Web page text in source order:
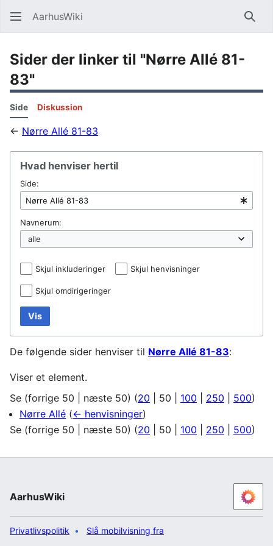
AarhusWiki Søg
Sider der linker til "Nørre Allé 81-
83"
Side Diskussion
← Nørre Allé 81-83
Hvad henviser hertil
Side:
Navnerum:
Skjul inkluderinger Skjul henvisninger
Skjul omdirigeringer
Vis
De følgende sider henviser til Nørre Allé 81-83:
Viser et element.
Se (forrige 50 næste 50) (20 50 100 250 500)
Nørre Allé (← henvisninger)
Se (forrige 50 næste 50) (20 50 100 250 500)
AarhusWiki
Privatlivspolitik Slå mobilvisning fra